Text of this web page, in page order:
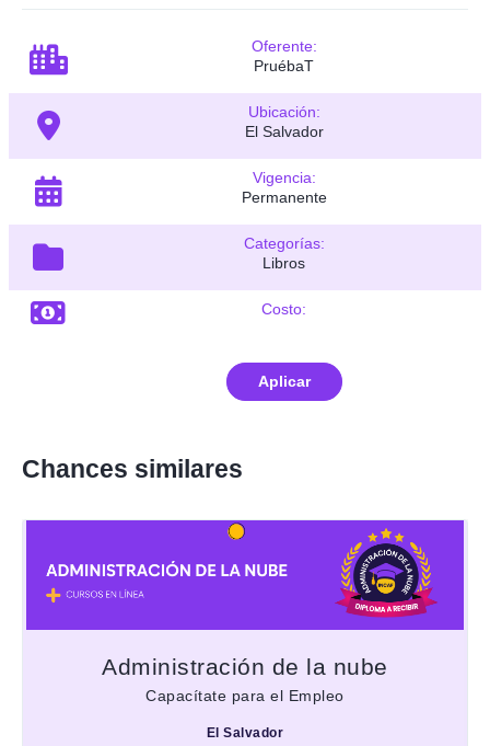
Oferente:
PruébaT
Ubicación:
El Salvador
Vigencia:
Permanente
Categorías:
Libros
Costo:
Aplicar
Chances similares
Administración de la nube
Capacítate para el Empleo
El Salvador